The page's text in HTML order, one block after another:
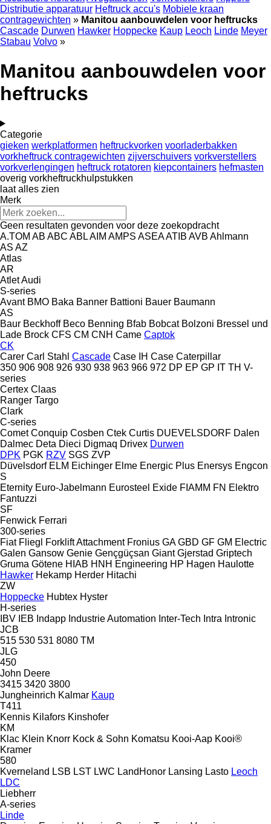
Distributie apparatuur Heftruck accu's Mobiele kraan
contragewichten » Manitou aanbouwdelen voor heftrucks
Cascade Durwen Hawker Hoppecke Kaup Leoch Linde Meyer
Stabau Volvo »
Manitou aanbouwdelen voor
heftrucks
Categorie
gieken werkplatformen heftruckvorken voorladerbakken
vorkheftruck contragewichten zijverschuivers vorkverstellers
vorkverlengingen heftruck rotatoren kiepcontainers hefmasten
overig vorkheftruckhulpstukken
laat alles zien
Merk
Geen resultaten gevonden voor deze zoekopdracht
A.TOM AB ABC ABLAIM AMPS ASEAATIB AVB Ahlmann
AS AZ
Atlas
AR
AtletAudi
S-series
Avant BMO Baka Banner Battioni Bauer Baumann
AS
Baur Beckhoff Beco Benning Bfab Bobcat Bolzoni Bressel und
Lade Brock CFS CM CNH Came Captok
CK
Carer Carl Stahl Cascade Case IH Case Caterpillar
350 906 908 926 930 938 963 966 972 DP EP GP IT TH V-
series
Certex Claas
Ranger Targo
Clark
C-series
Comet Conquip Cosben Ctek Curtis DUEVELSDORF Dalen
Dalmec Deta Dieci Digmaq Drivex Durwen
DPK PGK RZV SGS ZVP
Düvelsdorf ELM Eichinger Elme Energic Plus Enersys Engcon
S
Eternity Euro-Jabelmann Eurosteel Exide FIAMM FN Elektro
Fantuzzi
SF
Fenwick Ferrari
300-series
Fiat Fliegl Forklift Attachment Fronius GA GBD GF GM Electric
Galen Gansow Genie Gençgüçsan Giant Gjerstad Griptech
Gruma Götene HIAB HNH Engineering HP Hagen Haulotte
Hawker Hekamp Herder Hitachi
ZW
Hoppecke Hubtex Hyster
H-series
IBV IEB Indapp Industrie Automation Inter-Tech Intra Intronic
JCB
515 530 531 8080 TM
JLG
450
John Deere
3415 3420 3800
Jungheinrich Kalmar Kaup
T411
Kennis Kilafors Kinshofer
KM
Klac Klein Knorr Kock & Sohn Komatsu Kooi-Aap Kooi®
Kramer
580
Kverneland LSB LST LWC LandHonor Lansing Lasto Leoch
LDC
Liebherr
A-series
Linde